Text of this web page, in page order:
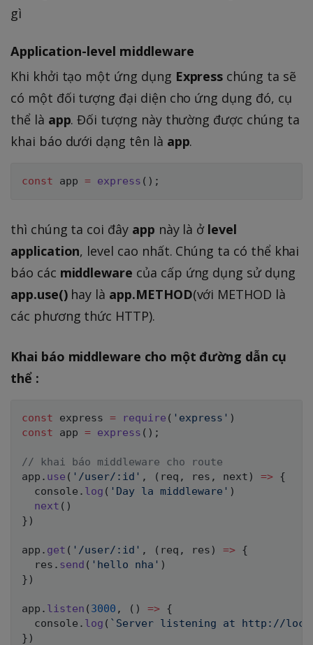
gì
Application-level middleware
Khi khởi tạo một ứng dụng Express chúng ta sẽ
có một đối tượng đại diện cho ứng dụng đó, cụ
thể là app. Đối tượng này thường được chúng ta
khai báo dưới dạng tên là app.
const app = express ( ) ;
thì chúng ta coi đây app này là ở level
application, level cao nhất. Chúng ta có thể khai
báo các middleware của cấp ứng dụng sử dụng
app.use()hay là app.METHOD(với METHOD là
các phương thức HTTP).
Khai báo middleware cho một đường dẫn cụ
thể :
const express = require ( 'express' )
const app = express ( ) ;
// khai báo middleware cho route
app . use ( '/user/:id' , ( req , res , next ) => {
  console
. log ( 'Day la middleware' )
next ( )
} )
app . get ( '/user/:id' , ( req , res ) => {
  res
. send ( 'hello nha' )
} )
app . listen ( 3000 , ( ) => {
  console
. log ( ` Server listening at http://
} )